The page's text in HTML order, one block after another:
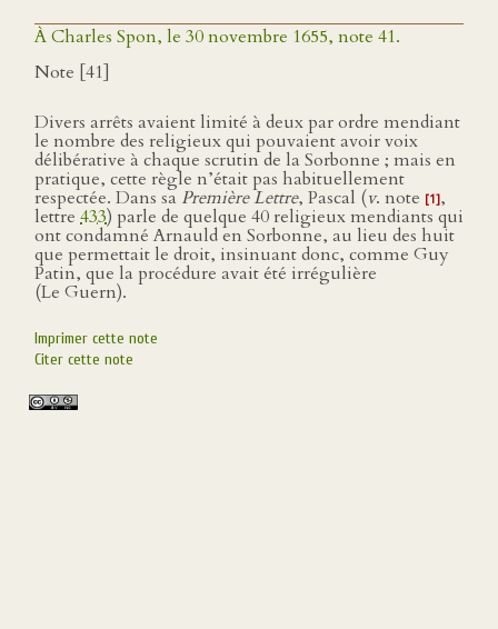
À Charles Spon, le 30 novembre 1655, note 41.
Note [41]
Divers arrêts avaient limité à deux par ordre mendiant
le nombre des religieux qui pouvaient avoir voix
délibérative à chaque scrutin de la Sorbonne ; mais en
pratique, cette règle n’était pas habituellement
respectée. Dans sa Première Lettre, Pascal (v. note [1],
lettre 433) parle de quelque 40 religieux mendiants qui
ont condamné Arnauld en Sorbonne, au lieu des huit
que permettait le droit, insinuant donc, comme Guy
Patin, que la procédure avait été irrégulière
(Le Guern).
Imprimer cette note
Citer cette note